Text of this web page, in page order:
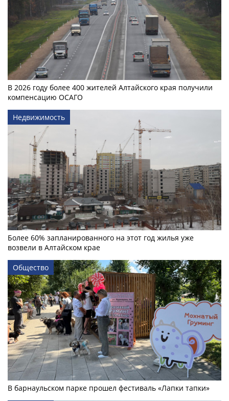
В 2026 году более 400 жителей Алтайского края получили
компенсацию ОСАГО
Недвижимость
Более 60% запланированного на этот год жилья уже
возвели в Алтайском крае
Общество
В барнаульском парке прошел фестиваль «Лапки тапки»